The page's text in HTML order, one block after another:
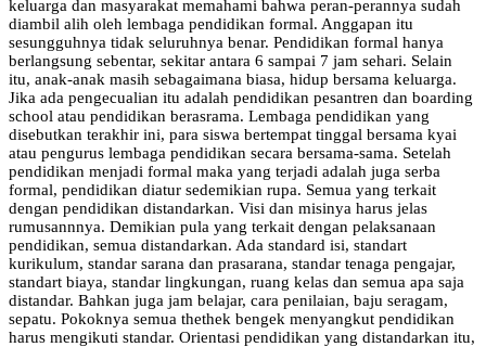
keluarga dan masyarakat memahami bahwa peran-perannya sudah
diambil alih oleh lembaga pendidikan formal. Anggapan itu
sesungguhnya tidak seluruhnya benar. Pendidikan formal hanya
berlangsung sebentar, sekitar antara 6 sampai 7 jam sehari. Selain
itu, anak-anak masih sebagaimana biasa, hidup bersama keluarga.
Jika ada pengecualian itu adalah pendidikan pesantren dan boarding
school atau pendidikan berasrama. Lembaga pendidikan yang
disebutkan terakhir ini, para siswa bertempat tinggal bersama kyai
atau pengurus lembaga pendidikan secara bersama-sama. Setelah
pendidikan menjadi formal maka yang terjadi adalah juga serba
formal, pendidikan diatur sedemikian rupa. Semua yang terkait
dengan pendidikan distandarkan. Visi dan misinya harus jelas
rumusannnya. Demikian pula yang terkait dengan pelaksanaan
pendidikan, semua distandarkan. Ada standard isi, standart
kurikulum, standar sarana dan prasarana, standar tenaga pengajar,
standart biaya, standar lingkungan, ruang kelas dan semua apa saja
distandar. Bahkan juga jam belajar, cara penilaian, baju seragam,
sepatu. Pokoknya semua thethek bengek menyangkut pendidikan
harus mengikuti standar. Orientasi pendidikan yang distandarkan itu,